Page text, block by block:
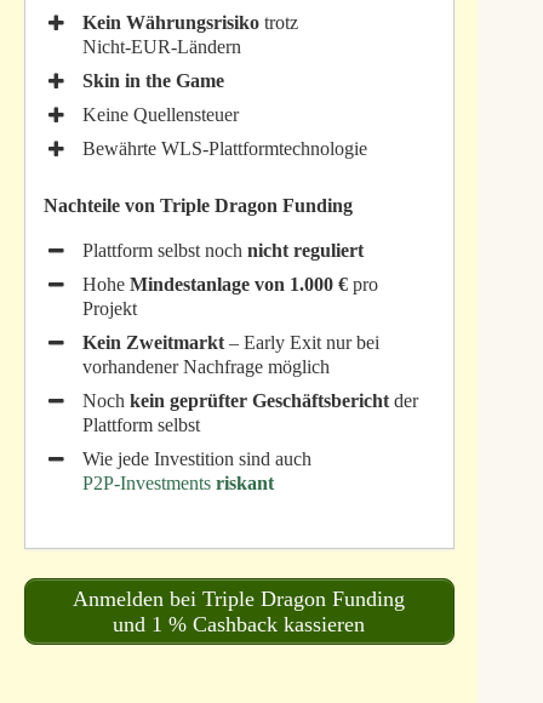
Kein Währungsrisikotrotz
Nicht‑EUR‑Ländern
Skin in the Game
Keine Quellensteuer
Bewährte WLS‑Plattformtechnologie
Nachteile von Triple Dragon Funding
Plattform selbst noch nicht reguliert
Hohe Mindestanlage von 1.000 €pro
Projekt
Kein Zweitmarkt– Early Exit nur bei
vorhandener Nachfrage möglich
Noch kein geprüfter Geschäftsberichtder
Plattform selbst
Wie jede Investition sind auch
P2P‑Investments riskant
Anmelden bei Triple Dragon Funding
und 1 % Cashback kassieren